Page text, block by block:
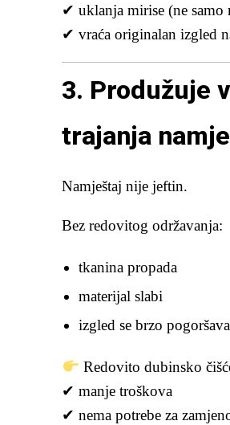
✔ uklanja mirise (ne samo
✔ vraća originalan izgled
3. Produžuje
trajanja
Namještaj nije jeftin.
Bez redovitog održavanja:
tkanina propada
materijal slabi
izgled se brzo pogoršava
Redovito dubinsko
✔ manje troškova
✔ nema potrebe za